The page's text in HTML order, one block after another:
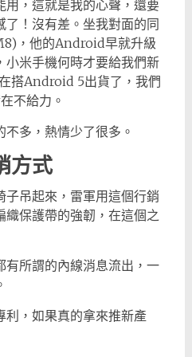
用，這就是我的心聲，還要
！沒有差。坐我對面的同
，他的Android早就升級
小米手機何時才要給我們新
搭Android 5出貨了，我們
不給力。
多，熱情少了很多。
方式
子吊起來，雷軍用這個行銷
織保護帶的強韌，在這個之
有所謂的內線消息流出，一
利，如果真的拿來推新產